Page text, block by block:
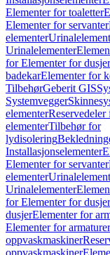
Elementer for toaletter
Elementer for servanter
elementer
Urinalelementer
for Elementer for
badekarElementer for
TilbehørGeberit GIS
Systemvegger
elementer
elementerTilbehør for
lydisolering
Installasjonselementer
Elementer for servanter
elementer
Urinalelementer
for Elementer for
dusjerElementer for
Elementer for
oppvaskmaskiner
oppvaskmaskiner